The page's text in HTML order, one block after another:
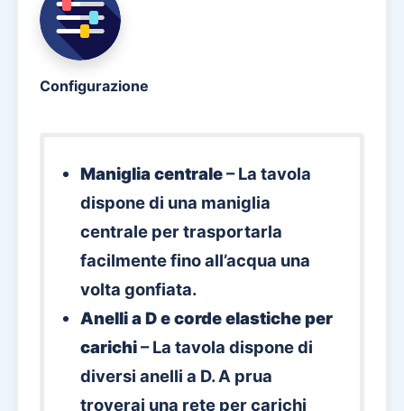
Configurazione
Maniglia centrale– La tavola
dispone di una maniglia
centrale per trasportarla
facilmente fino all’acqua una
volta gonfiata.
Anelli a D e corde elastiche per
carichi– La tavola dispone di
diversi anelli a D. A prua
troverai una rete per carichi